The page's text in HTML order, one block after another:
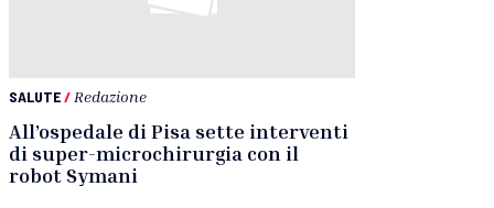
SALUTE/ Redazione
All’ospedale di Pisa sette interventi
di super-microchirurgia con il
robot Symani